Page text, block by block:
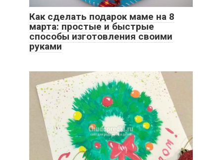
Как сделать подарок маме на 8
марта: простые и быстрые
способы изготовления своими
руками